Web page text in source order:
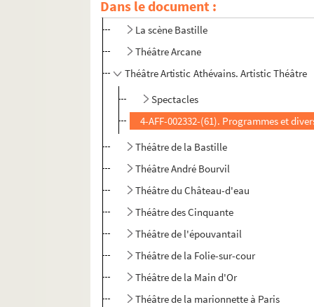
Dans le document :
Le Passage vers les étoiles
La scène Bastille
Théâtre Arcane
Théâtre Artistic Athévains. Artistic Théâtre
Spectacles
4-AFF-002332-(61). Programmes et
Théâtre de la Bastille
Théâtre André Bourvil
Théâtre du Château-d'eau
Théâtre des Cinquante
Théâtre de l'épouvantail
Théâtre de la Folie-sur-cour
Théâtre de la Main d'Or
Théâtre de la marionnette à Paris